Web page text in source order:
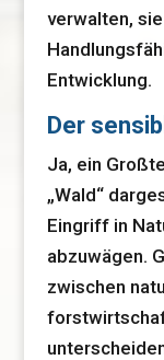
verwalten,
Entwicklung.
Der
Ja, ein
„Wald“
Eingriff in
abzuwägen.
zwischen